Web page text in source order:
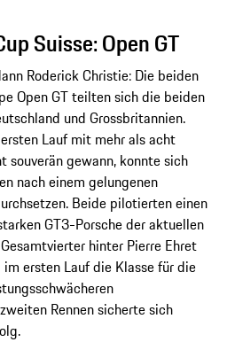
Suisse: Open GT
Roderick Christie: Die beiden
Open GT teilten sich die beiden
und Grossbritannien.
Lauf mit mehr als acht
souverän gewann, konnte sich
nach einem gelungenen
Beide pilotierten einen
GT3-Porsche der aktuellen
hinter Pierre Ehret
ersten Lauf die Klasse für die
Rennen sicherte sich